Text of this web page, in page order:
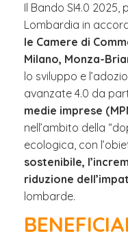
Il Bando SI4.0
Lombardia in
le Camere di
Milano, Monza-
lo sviluppo e
avanzate 4.0 da
medie imprese
nell’ambito della
ecologica, con
sostenibile,
riduzione
lombarde.